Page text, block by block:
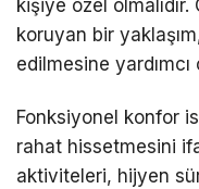
kişiye özel
koruyan bir
edilmesine yardımcı
Fonksiyonel konfor
rahat hissetmesini
aktiviteleri, hijyen